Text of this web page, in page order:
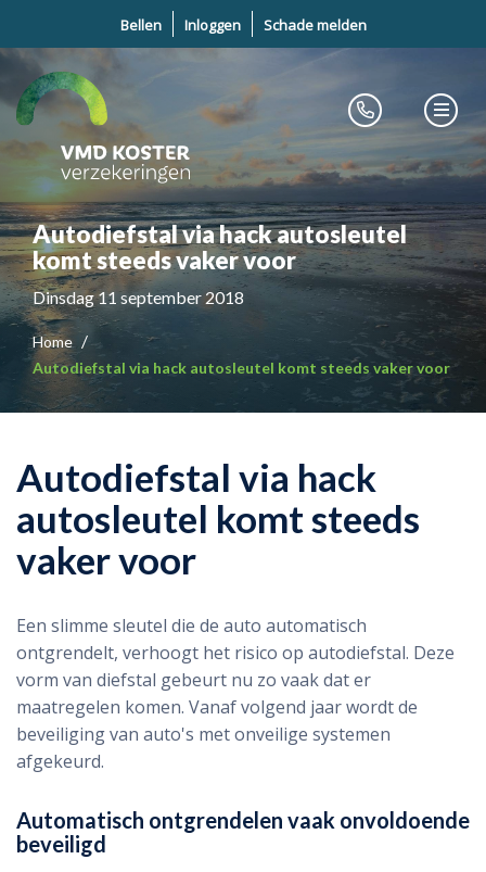
Bellen Inloggen Schade melden
Autodiefstal via hack autosleutel
komt steeds vaker voor
Dinsdag 11 september 2018
Home
Autodiefstal via hack autosleutel komt steeds vaker voor
Autodiefstal via hack
autosleutel komt steeds
vaker voor
Een slimme sleutel die de auto automatisch
ontgrendelt, verhoogt het risico op autodiefstal. Deze
vorm van diefstal gebeurt nu zo vaak dat er
maatregelen komen. Vanaf volgend jaar wordt de
beveiliging van auto's met onveilige systemen
afgekeurd.
Automatisch ontgrendelen vaak onvoldoende
beveiligd